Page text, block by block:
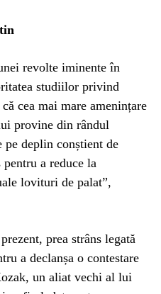
revolte iminente în
studiilor privind
cea mai mare amenințare
provine din rândul
deplin conștient de
a reduce la
lovituri de palat”,
prea strâns legată
a declanșa o contestare
un aliat vechi al lui